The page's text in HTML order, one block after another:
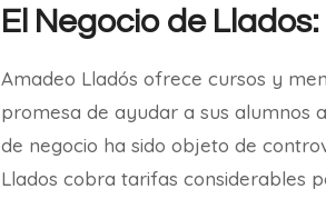
El Negocio de
Amadeo Lladós ofrece cursos y
promesa de ayudar a sus alumnos
de negocio ha sido objeto de
Llados cobra tarifas considerables